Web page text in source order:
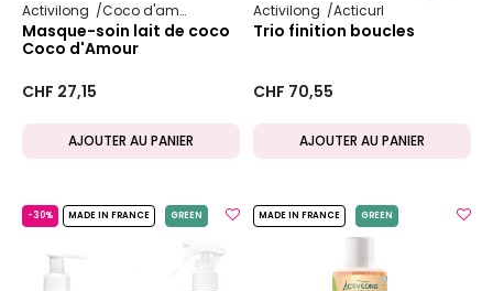
Activilong Coco d'amour
Masque-soin lait de coco
Coco d'Amour
CHF 27,15
AJOUTER AU PANIER
Activilong Acticurl
Trio finition boucles
CHF 70,55
AJOUTER AU PANIER
-30% MADE IN FRANCE GREEN MADE IN FRANCE GREEN